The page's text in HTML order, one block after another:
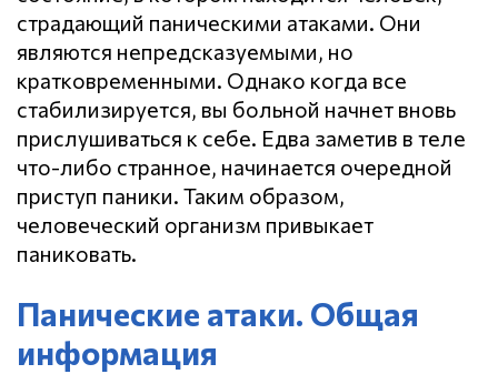
страдающий паническими атаками. Они
являются непредсказуемыми, но
кратковременными. Однако когда все
стабилизируется, вы больной начнет вновь
прислушиваться к себе. Едва заметив в теле
что-либо странное, начинается очередной
приступ паники. Таким образом,
человеческий организм привыкает
паниковать.
Панические атаки. Общая
информация